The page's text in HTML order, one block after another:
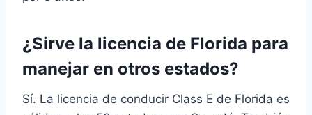
¿Sirve la licencia de Florida para
manejar en otros estados?
Sí. La licencia de conducir Class E de Florida es